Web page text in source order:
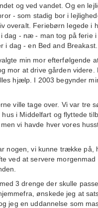
og ved vandet. Og en
- som stadig bor i
Feriebørn legede i
dag - næ - man tog på
i dag - en Bed and Breakast.
min mor efterfølgende
mor at drive gården videre.
hjælp. I 2003 begynder
ville tage over. Vi var tre
i Middelfart og flyttede
vi havde hver vores
nogen, vi kunne trække på,
ved at servere
3 drenge der skulle
ønskede jeg at
jeg en uddannelse som